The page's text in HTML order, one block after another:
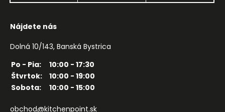
Nájdete nás
Dolná 10/143, Banská Bystrica
Po - Pia:
10:00 - 17:30
Štvrtok:
10:00 - 19:00
Sobota:
10:00 - 15:00
obchod@kitchenpoint.sk